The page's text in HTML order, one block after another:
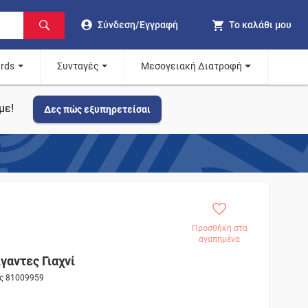
Σύνδεση/Εγγραφή Το καλάθι μου
Συνταγές Μεσογειακή Διατροφή
Δες πώς εξυπηρετείσαι
Προσθήκη στα
αγαπημένα
Γιαχνί
81009959